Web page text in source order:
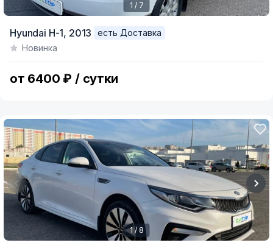
of
1 / 7
Hyundai H-1, 2013
есть Доставка
Новинка
от 6400 ₽ / сутки
1 / 8